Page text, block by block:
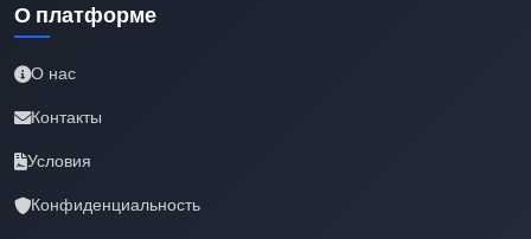
О платформе
О нас
Контакты
Условия
Конфиденциальность